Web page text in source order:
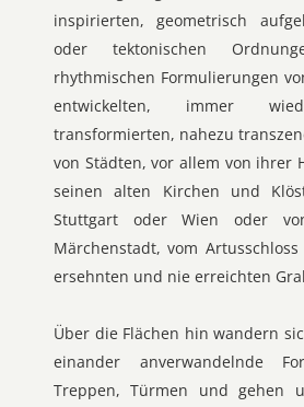
inspirierten, geometrisch
oder tektonischen
rhythmischen Formulierungen
entwickelten, immer
transformierten, nahezu
von Städten, vor allem von ihrer
seinen alten Kirchen und
Stuttgart oder Wien oder
Märchenstadt, vom
ersehnten und nie erreichten
Über die Flächen hin wandern
einander anverwandelnde
Treppen, Türmen und gehen